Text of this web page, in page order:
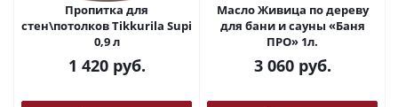
Пропитка для
стен\потолков Tikkurila Supi
0,9 л
1 420руб.
Масло Живица по дереву
для бани и сауны «Баня
ПРО» 1л.
3 060руб.